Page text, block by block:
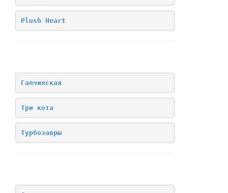
Plush Heart
Гапчинская
Три кота
Турбозавры